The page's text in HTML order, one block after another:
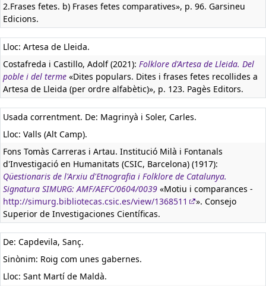
2.Frases fetes. b) Frases fetes comparatives», p. 96. Garsineu
Edicions.
Lloc: Artesa de Lleida.
Costafreda i Castillo, Adolf (2021): Folklore d'Artesa de Lleida. Del
poble i del terme «Dites populars. Dites i frases fetes recollides a
Artesa de Lleida (per ordre alfabètic)», p. 123. Pagès Editors.
Usada correntment. De: Magrinyà i Soler, Carles.
Lloc: Valls (Alt Camp).
Fons Tomàs Carreras i Artau. Institució Milà i Fontanals
d'Investigació en Humanitats (CSIC, Barcelona) (1917):
Qüestionaris de l'Arxiu d'Etnografia i Folklore de Catalunya.
Signatura SIMURG: AMF/AEFC/0604/0039 «Motiu i comparances -
http://simurg.bibliotecas.csic.es/view/1368511
». Consejo
Superior de Investigaciones Científicas.
De: Capdevila, Sanç.
Sinònim: Roig com unes gabernes.
Lloc: Sant Martí de Maldà.